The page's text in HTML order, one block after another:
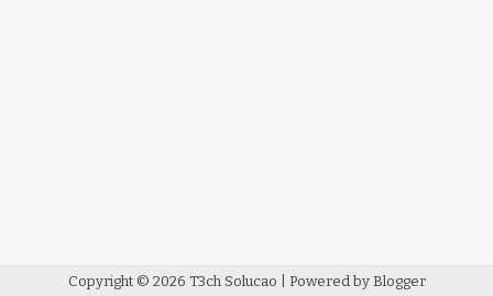
Copyright © 2026 T3ch Solucao | Powered by Blogger